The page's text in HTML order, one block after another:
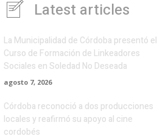
Latest articles
La Municipalidad de Córdoba presentó el
Curso de Formación de Linkeadores
Sociales en Soledad No Deseada
agosto 7, 2026
Córdoba reconoció a dos producciones
locales y reafirmó su apoyo al cine
cordobés